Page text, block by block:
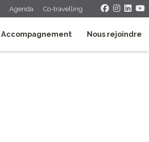
Agenda Co-travelling
Accompagnement Nous rejoindre